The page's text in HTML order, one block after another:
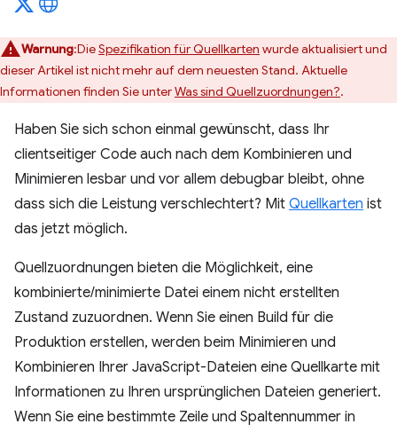
Warnung:DieSpezifikation für Quellkarten wurde aktualisiert und
dieser Artikel ist nicht mehr auf dem neuesten Stand. Aktuelle
Informationen finden Sie unterWas sind Quellzuordnungen?.
Haben Sie sich schon einmal gewünscht, dass Ihr
clientseitiger Code auch nach dem Kombinieren und
Minimieren lesbar und vor allem debugbar bleibt, ohne
dass sich die Leistung verschlechtert? Mit Quellkarten ist
das jetzt möglich.
Quellzuordnungen bieten die Möglichkeit, eine
kombinierte/minimierte Datei einem nicht erstellten
Zustand zuzuordnen. Wenn Sie einen Build für die
Produktion erstellen, werden beim Minimieren und
Kombinieren Ihrer JavaScript-Dateien eine Quellkarte mit
Informationen zu Ihren ursprünglichen Dateien generiert.
Wenn Sie eine bestimmte Zeile und Spaltennummer in